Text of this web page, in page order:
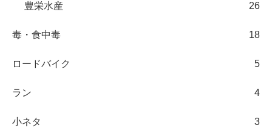
豊栄水産 26
毒・食中毒 18
ロードバイク 5
ラン 4
小ネタ 3